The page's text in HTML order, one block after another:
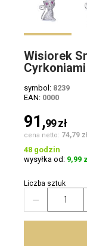
Wisiorek
symbol: 8239
EAN: 0000
91,99zł
cena netto: 74,79 zł
48 godzin
wysyłka od: 9,99
Liczba sztuk
